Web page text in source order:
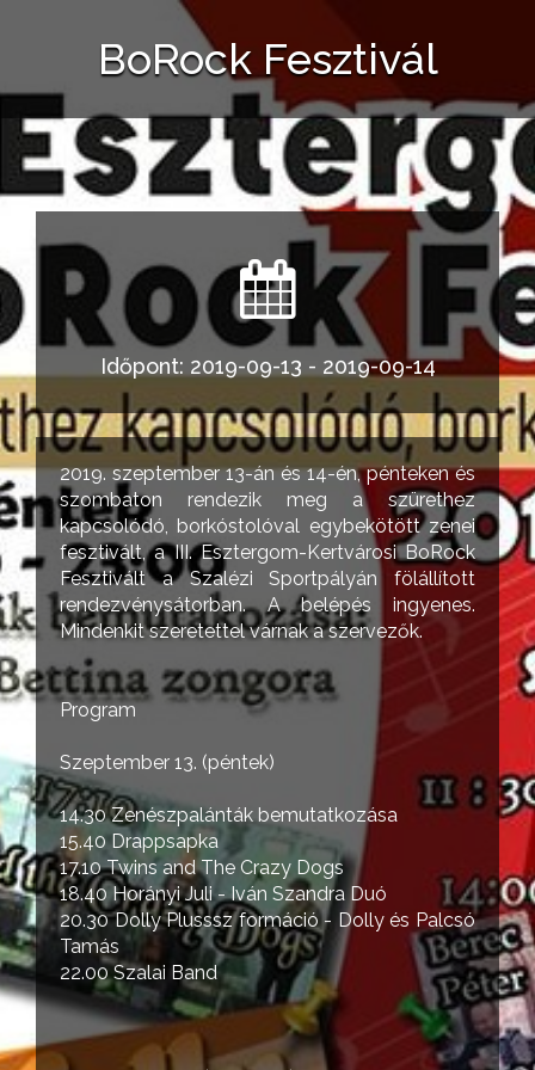
BoRock Fesztivál
Időpont: 2019-09-13 - 2019-09-14
2019. szeptember 13-án és 14-én, pénteken és
szombaton rendezik meg a szürethez
kapcsolódó, borkóstolóval egybekötött zenei
fesztivált, a III. Esztergom-Kertvárosi BoRock
Fesztivált a Szalézi Sportpályán fölállított
rendezvénysátorban. A belépés ingyenes.
Mindenkit szeretettel várnak a szervezők.
Program
Szeptember 13. (péntek)
14.30 Zenészpalánták bemutatkozása
15.40 Drappsapka
17.10 Twins and The Crazy Dogs
18.40 Horányi Juli - Iván Szandra Duó
20.30 Dolly Plusssz formáció - Dolly és Palcsó
Tamás
22.00 Szalai Band